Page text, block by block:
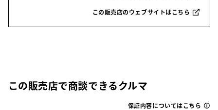
この販売店のウェブサイトはこちら
この販売店で商談できるクルマ
保証内容についてはこちら